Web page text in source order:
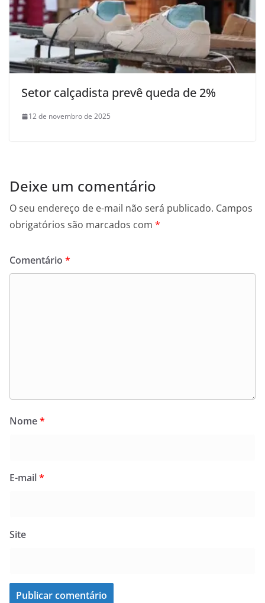
Setor calçadista prevê queda de 2%
12 de novembro de 2025
Deixe um comentário
O seu endereço de e-mail não será publicado. Campos
obrigatórios são marcados com *
Comentário *
Nome*
E-mail*
Site